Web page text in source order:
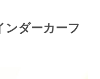
ダーカーフ